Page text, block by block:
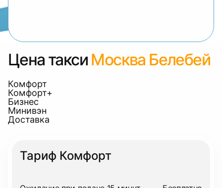
Цена такси Москва Белебей
Комфорт
Комфорт+
Бизнес
Минивэн
Доставка
Тариф Комфорт